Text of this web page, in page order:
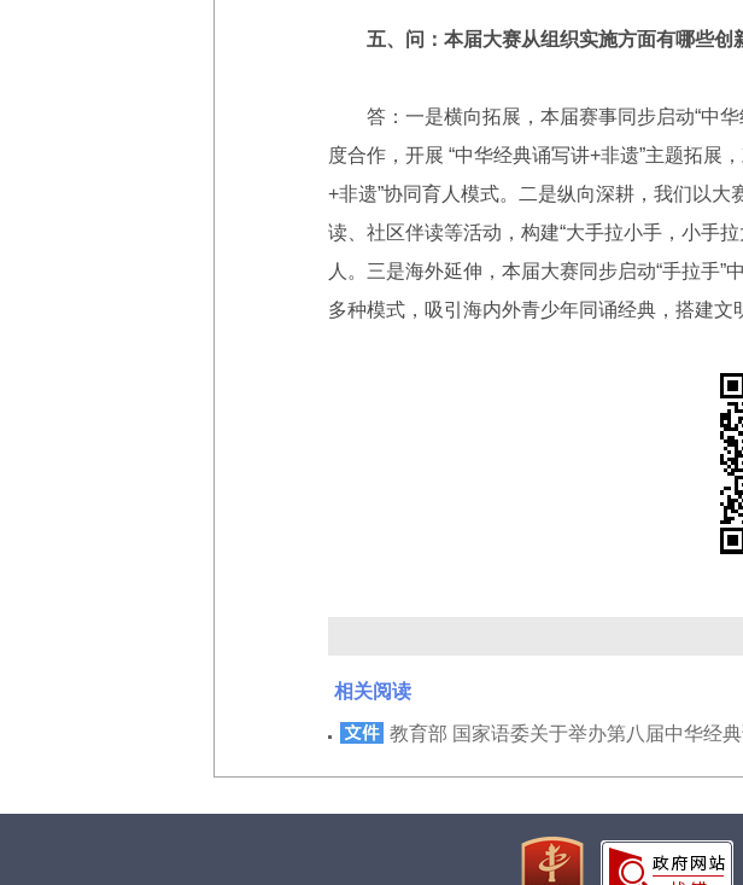
五、问：本届大赛从组织实施方面有哪些创
答：一是横向拓展，本届赛事同步启动“中华
度合作，开展 “中华经典诵写讲+非遗”主题拓展
+非遗”协同育人模式。二是纵向深耕，我们以
读、社区伴读等活动，构建“大手拉小手，小手
人。三是海外延伸，本届大赛同步启动“手拉手”
多种模式，吸引海内外青少年同诵经典，搭建文
相关阅读
教育部 国家语委关于举办第八届中华经